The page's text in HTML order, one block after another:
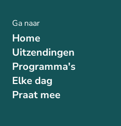
Ga naar
Home
Uitzendingen
Programma's
Elke dag
Praat mee